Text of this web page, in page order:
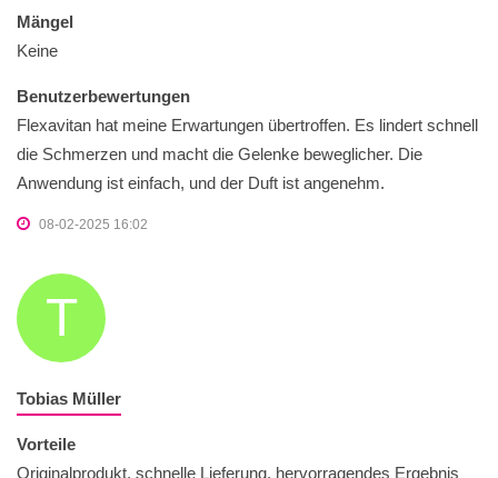
Mängel
Keine
Benutzerbewertungen
Flexavitan hat meine Erwartungen übertroffen. Es lindert schnell
die Schmerzen und macht die Gelenke beweglicher. Die
Anwendung ist einfach, und der Duft ist angenehm.
08-02-2025 16:02
T
Tobias Müller
Vorteile
Originalprodukt, schnelle Lieferung, hervorragendes Ergebnis